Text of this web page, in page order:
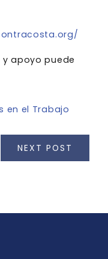
apoyo puede
en el Trabajo
NEXT POST